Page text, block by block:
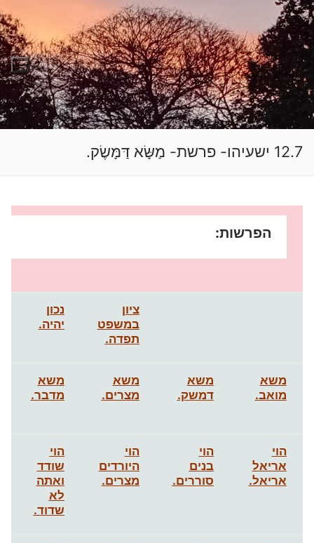
דלג
לתוכן
חפש:
12.7 ישעיהו- פרשת- מַשָּׂא דַּמָּשֶׂק.
הפרשות:
ציון
במשפט
תפדה.
נכון
יהיה.
משא
מואב.
משא
דמשק.
משא
מצרים.
משא
מדבר.
הוי
אריאל
אריאל.
הוי
בנים
סוררים.
הוי
היורדים
מצרים.
הוי
שודד
ואתה
לא
שדוד.